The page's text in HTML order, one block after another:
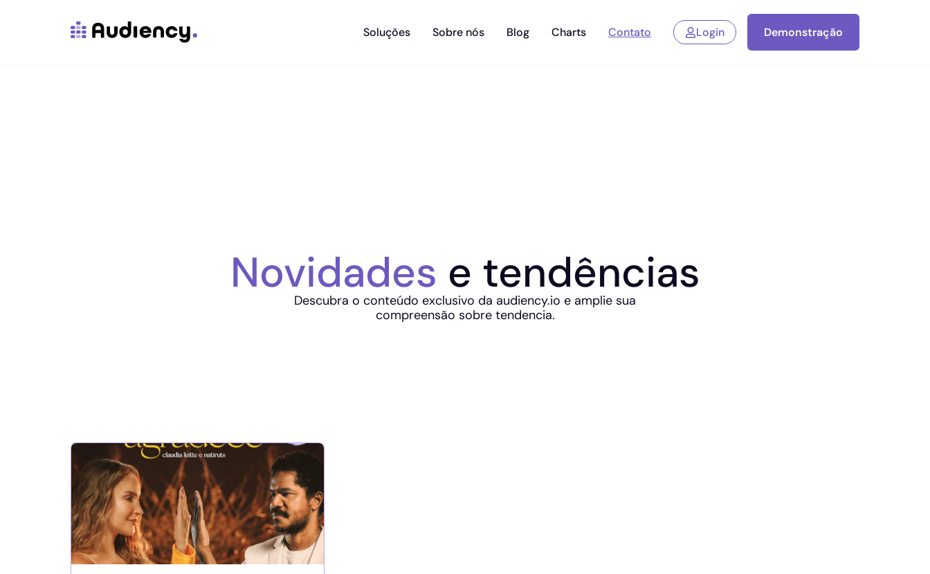
Soluções Sobre nós Blog Charts Contato Login Demonstração
Novidades e tendências
Descubra o conteúdo exclusivo da audiency.io e amplie sua
compreensão sobre tendencia.